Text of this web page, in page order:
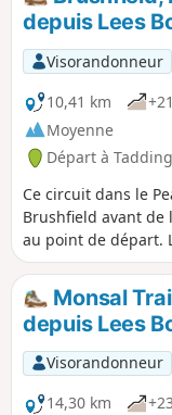
depuis Lees
Visorandonneur
10,41 km
Moyenne
Départ à
Ce circuit dans le
Brushfield avant de
au point de départ.
de Litton Mill,
Monsal
depuis Lees
Visorandonneur
14,30 km